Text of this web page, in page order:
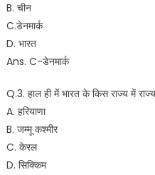
B. चीन
C.डेनमार्क
D. भारत
Ans. C-डेनमार्क
Q.3. हाल ही में भारत के किस राज्य में
A. हरियाणा
B. जम्मू कश्मीर
C. केरल
D. सिक्किम